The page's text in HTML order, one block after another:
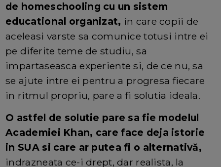
de homeschooling cu un sistem
educational organizat, in care copii de
aceleasi varste sa comunice totusi intre ei
pe diferite teme de studiu, sa
impartaseasca experiente si, de ce nu, sa
se ajute intre ei pentru a progresa fiecare
in ritmul propriu, pare a fi solutia ideala.
O astfel de solutie pare sa fie modelul
Academiei Khan, care face deja istorie
in SUA si care ar putea fi o alternativă,
indrazneata ce-i drept, dar realista, la